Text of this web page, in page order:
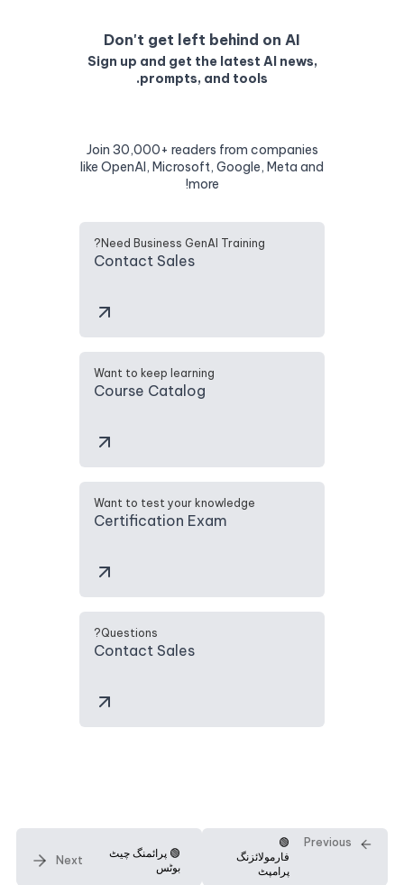
Don't get left behind on AI
Sign up and get the latest AI news,
prompts, and tools.
Join 30,000+ readers from companies
like OpenAI, Microsoft, Google, Meta and
more!
Need Business GenAI Training?
Contact Sales
Want to keep learning
Course Catalog
Want to test your knowledge
Certification Exam
Questions?
Contact Sales
Previous
🟢
فارمولائزنگ
پرامپٹ
🟢 پرائمنگ چیٹ
بوٹس
Next